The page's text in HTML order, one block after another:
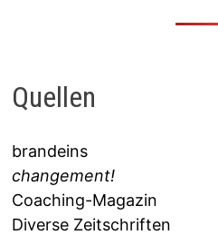
Quellen
brandeins
changement!
Coaching-Magazin
Diverse Zeitschriften